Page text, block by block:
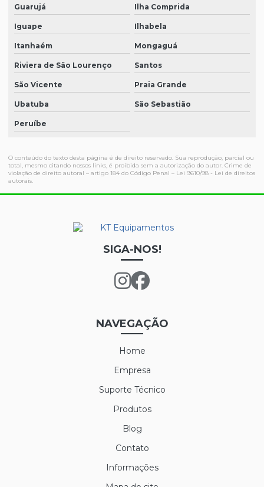
Guarujá Ilha Comprida
Iguape Ilhabela
Itanhaém Mongaguá
Riviera de São Lourenço Santos
São Vicente Praia Grande
Ubatuba São Sebastião
Peruíbe
O conteúdo do texto desta página é de direito reservado. Sua reprodução, parcial ou
total, mesmo citando nossos links, é proibida sem a autorização do autor. Crime de
violação de direito autoral – artigo 184 do Código Penal – Lei 9610/98 - Lei de direitos
autorais
SIGA-NOS!
NAVEGAÇÃO
Home
Empresa
Suporte Técnico
Produtos
Blog
Contato
Informações